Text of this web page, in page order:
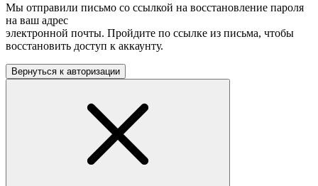
Мы отправили письмо со ссылкой на восстановление пароля
на ваш адрес
электронной почты. Пройдите по ссылке из письма, чтобы
восстановить доступ к аккаунту.
Вернуться к авторизации